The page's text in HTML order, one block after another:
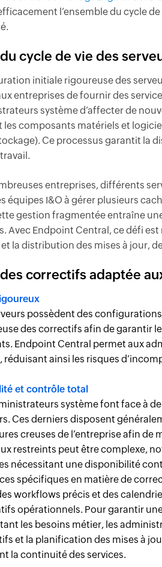
l’ensemble du cycle
cycle de vie des
initiale rigoureuse des
entreprises de fournir des
système d’affecter de
composants matériels et
Ce processus garantit la
entreprises, différents
équipes I&O à gérer plusieurs
gestion fragmentée entraîne
Avec Endpoint Central, ce défi
la distribution des mises à jour,
correctifs adaptée
possèdent des
des correctifs afin de garantir
Endpoint Central permet aux
réduisant ainsi les risques
et contrôle total
système font face à
Ces derniers disposent
creuses de l’entreprise afin
restreints peut être complexe,
nécessitant une disponibilité
spécifiques en matière de
workflows précis et des
opérationnels. Pour garantir
les besoins métier, les
et la planification des mises à
la continuité des services.